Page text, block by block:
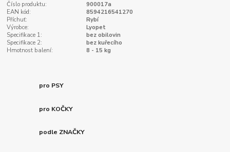
Číslo produktu:
900017a
EAN kód:
8594216541270
Příchuť:
Rybí
Výrobce:
Lyopet
Specifikace 1:
bez obilovin
Specifikace 2:
bez kuřecího
Hmotnost balení:
8 - 15 kg
pro PSY
pro KOČKY
podle ZNAČKY